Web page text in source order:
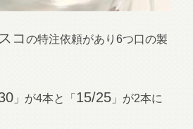
コの特注依頼があり6つ口の製
」が4本と「 15/25 」が2本に